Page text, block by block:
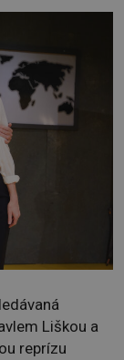
Liškou a
reprízu